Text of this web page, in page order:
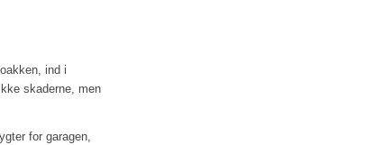
ind i
skaderne, men
for garagen,